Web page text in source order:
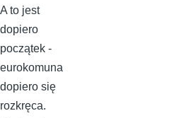
A to jest
dopiero
początek -
eurokomuna
dopiero się
rozkręca.